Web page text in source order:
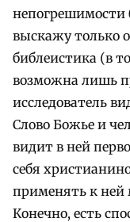
непогрешимости
выскажу только
библеистика (в
возможна лишь
исследователь
Слово Божье и
видит в ней
себя
применять к ней
Конечно, есть